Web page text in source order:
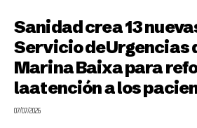
Sanidad crea 13
Servicio deUrgencias
Marina Baixa para
laatención a los
07/07/2026